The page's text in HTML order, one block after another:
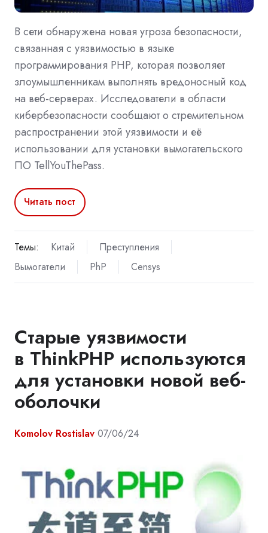
В сети обнаружена новая угроза безопасности,
связанная с уязвимостью в языке
программирования PHP, которая позволяет
злоумышленникам выполнять вредоносный код
на веб-серверах. Исследователи в области
кибербезопасности сообщают о стремительном
распространении этой уязвимости и её
использовании для установки вымогательского
ПО TellYouThePass.
Читать пост
Темы: Китай
Преступления
Вымогатели
PhP Censys
Старые уязвимости
в ThinkPHP используются
для установки новой веб-
оболочки
Komolov Rostislav 07/06/24